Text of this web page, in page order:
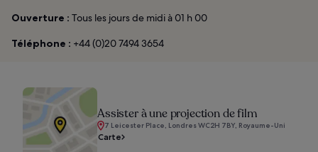
Ouverture : Tous les jours de midi à 01 h 00
Téléphone : +44 (0)20 7494 3654
Assister à une projection de film
7 Leicester Place, Londres WC2H 7BY, Royaume-Uni
Carte